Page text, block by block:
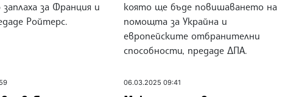
за Франция и
Ройтерс.
която ще бъде повишаването на
помощта за Украйна и
европейските отбранителни
способности, предаде ДПА.
06.03.2025 09:41